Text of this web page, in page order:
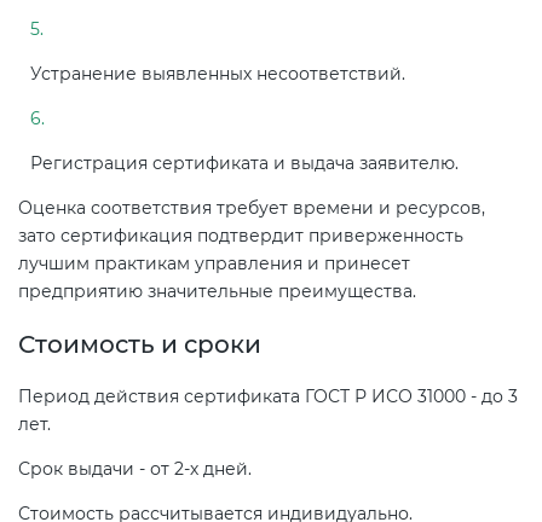
Устранение выявленных несоответствий.
Регистрация сертификата и выдача заявителю.
Оценка соответствия требует времени и ресурсов,
зато сертификация подтвердит приверженность
лучшим практикам управления и принесет
предприятию значительные преимущества.
Стоимость и сроки
Период действия сертификата ГОСТ Р ИСО 31000 - до 3
лет.
Срок выдачи - от 2-х дней.
Стоимость рассчитывается индивидуально.